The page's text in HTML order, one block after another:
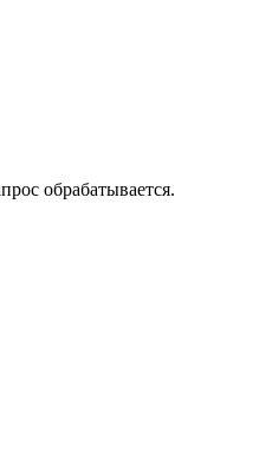
обрабатывается.